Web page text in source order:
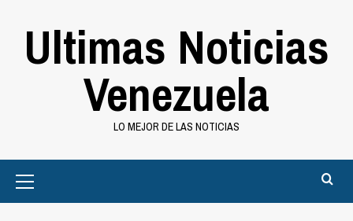
Ultimas Noticias
Venezuela
LO MEJOR DE LAS NOTICIAS
Menu